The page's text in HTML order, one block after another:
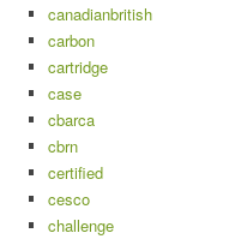
canadianbritish
carbon
cartridge
case
cbarca
cbrn
certified
cesco
challenge